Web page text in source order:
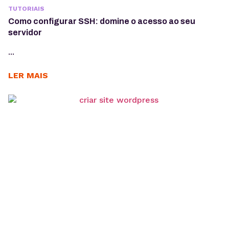
TUTORIAIS
Como configurar SSH: domine o acesso ao seu
servidor
...
LER MAIS